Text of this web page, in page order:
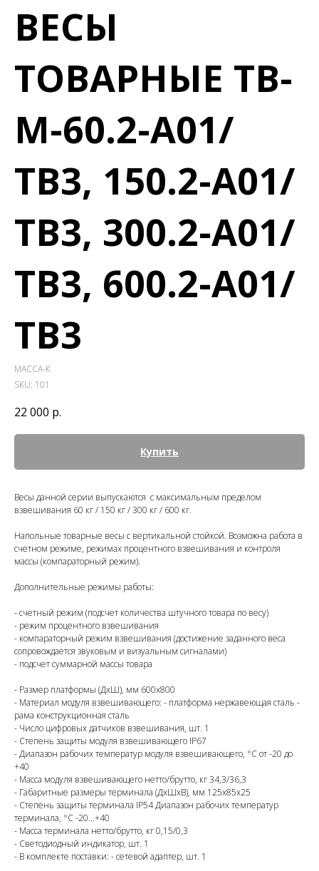
ВЕСЫ
ТОВАРНЫЕ TB-
M-60.2-A01/
ТВ3, 150.2-A01/
ТВ3, 300.2-A01/
ТВ3, 600.2-A01/
ТВ3
МАССА-К
SKU: 101
22 000 р.
Купить
Весы данной серии выпускаются с максимальным пределом
взвешивания 60 кг / 150 кг / 300 кг / 600 кг.
Напольные товарные весы с вертикальной стойкой. Возможна работа в
счетном режиме, режимах процентного взвешивания и контроля
массы (компараторный режим).
Дополнительные режимы работы:
- счетный режим (подсчет количества штучного товара по весу)
- режим процентного взвешивания
- компараторный режим взвешивания (достижение заданного веса
сопровождается звуковым и визуальным сигналами)
- подсчет суммарной массы товара
- Размер платформы (ДхШ), мм 600х800
- Материал модуля взвешивающего: - платформа нержавеющая сталь -
рама конструкционная сталь
- Число цифровых датчиков взвешивания, шт. 1
- Степень защиты модуля взвешивающего IP67
- Диапазон рабочих температур модуля взвешивающего, °С от -20 до
+40
- Масса модуля взвешивающего нетто/брутто, кг 34,3/36,3
- Габаритные размеры терминала (ДхШхВ), мм 125x85x25
- Степень защиты терминала IP54 Диапазон рабочих температур
терминала, °С -20…+40
- Масса терминала нетто/брутто, кг 0,15/0,3
- Светодиодный индикатор, шт. 1
- В комплекте поставки: - сетевой адаптер, шт. 1